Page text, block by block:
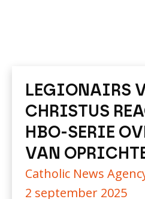
LEGIONAIRS
CHRISTUS
HBO-SERIE
VAN
Catholic News
2 september 2025